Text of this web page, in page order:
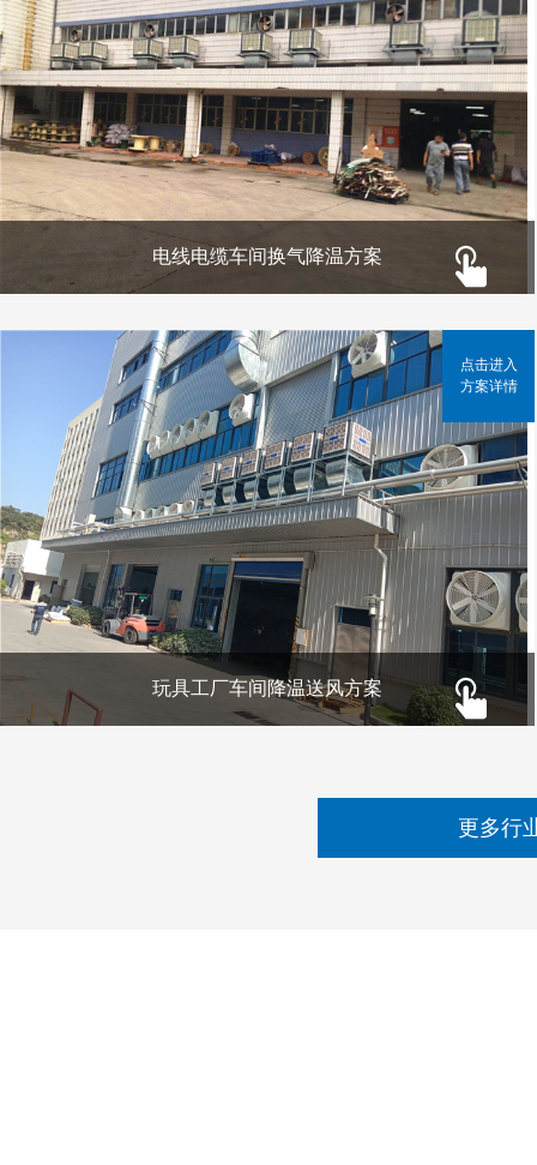
电线电缆车间换气降温方案
玩具工厂车间降温送风方案
点击进入
方案详情
更多行